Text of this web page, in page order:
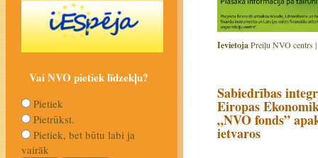
IevietojaPreiļu NVO centrs |
Sabiedrības
Eiropas
„NVO fonds”
ietvaros
Vai NVO pietiek līdzekļu?
Pietiek
Pietrūkst.
Pietiek, bet būtu labi ja
vairāk